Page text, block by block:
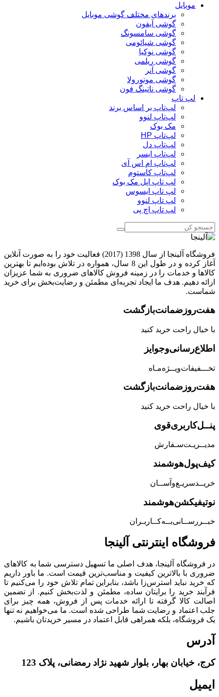
موبایل
برندهای مختلف گوشی موبایل
گوشی آیفون
گوشی سامسونگ
گوشی شیائومی
گوشی نوکیا
گوشی ریلمی
گوشی آنر
گوشی موتورولا
گوشی ناتینگ فون
لپ تاپ
لپ‌تاپ بر اساس برند
لپ‌تاپ لنوو
مک بوک
لپ‌تاپ HP
لپ‌تاپ دل
لپ‌تاپ ایسر
لپ‌تاپ ام اس آی
لپ‌تاپ کاستوم
لپ تاپ اپل مک بوک
لپ تاپ ایسوس
لپ تاپ لنوو
لپ تاپ اچ پی
فروشگاه آلینجا از سال 1398 (2017) فعالیت خود را به صورت آنلاین
آغاز کرده و در طول این 8 سال، همواره در تلاش بوده‌ایم تا بهترین
کالاها و خدمات را در زمینه فروش کالاهای ضروری به شما عزیزان
ارائه دهیم. هدف ما ایجاد تجربه‌ای مطمئن و رضایت‌بخش برای خرید
شماست.
هفت‌روز‌ضمانت‌بازگشت
با خیال راحت خرید کنید
اطلاع‌رسانی‌و‌جوایز
تخـــفیفات‌ویــژه‌مـاه
هفت‌روز‌ضمانت‌بازگشت
با خیال راحت خرید کنید
پنــل‌کاربری‌قوی
مدیــریـت‌سـفارش
کیف‌پول‌هوشمند
خریــد‌سریـع‌و‌آســان
نوتیفیکشن‌هوشمند
خبــررســانی‌بــه‌کــاربـران
فروشگاه‌ اینترنتی‌ آلینجا
در فروشگاه آلینجا، هدف اصلی ما تسهیل دسترسی شما به کالاهای
ضروری با بالاترین کیفیت و مناسب‌ترین قیمت است. ما باور داریم
که خرید نباید استرس‌زا باشد، بنابراین تمام تلاش خود را می‌کنیم تا
فرآیند خرید را برایتان ساده، مطمئن و لذت‌بخش کنیم. از تضمین
اصالت کالا گرفته تا ارائه خدمات پس از فروش، همه چیز برای
جلب اعتماد و رضایت شما طراحی شده است. ما می‌خواهیم نه تنها
یک فروشگاه، بلکه همراهی قابل اعتماد در مسیر خریدتان باشیم.
آدرس
کرج، خیابان بهار، بلوار شهید نژاد رمضانی، پلاک 123
ایمیل